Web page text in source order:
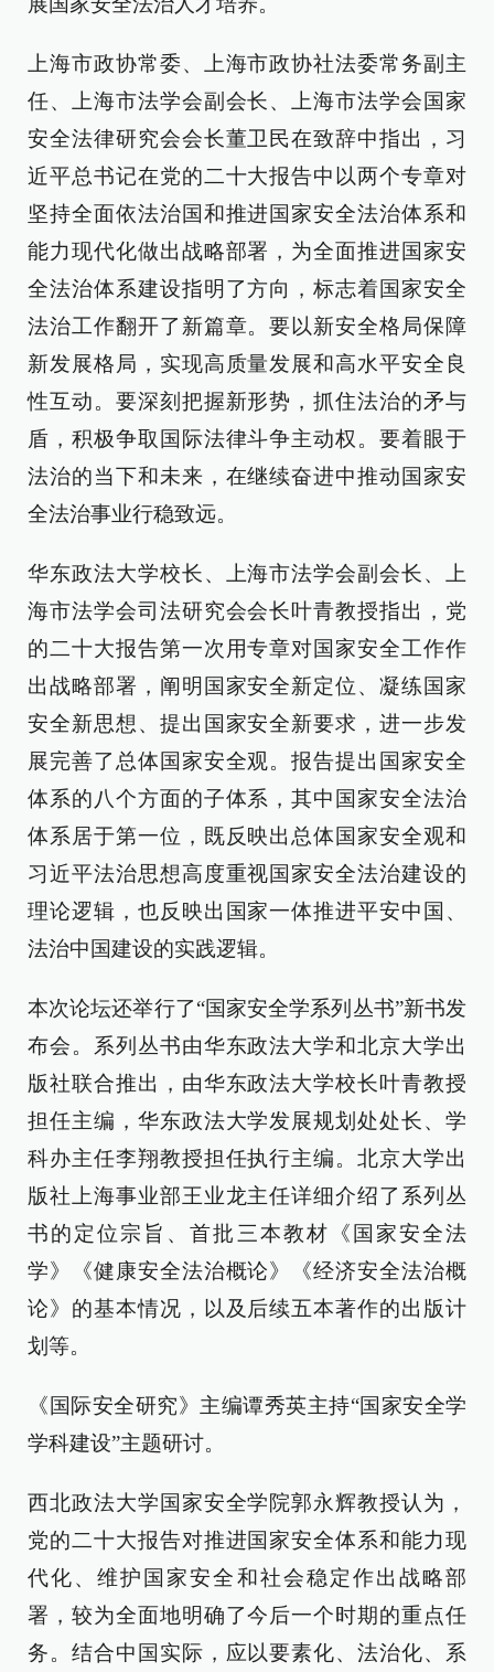
上海市政协常委、上海市政协社法委常务副主
任、上海市法学会副会长、上海市法学会国家
安全法律研究会会长董卫民在致辞中指出，习
近平总书记在党的二十大报告中以两个专章对
坚持全面依法治国和推进国家安全法治体系和
能力现代化做出战略部署，为全面推进国家安
全法治体系建设指明了方向，标志着国家安全
法治工作翻开了新篇章。要以新安全格局保障
新发展格局，实现高质量发展和高水平安全良
性互动。要深刻把握新形势，抓住法治的矛与
盾，积极争取国际法律斗争主动权。要着眼于
法治的当下和未来，在继续奋进中推动国家安
全法治事业行稳致远。
华东政法大学校长、上海市法学会副会长、上
海市法学会司法研究会会长叶青教授指出，党
的二十大报告第一次用专章对国家安全工作作
出战略部署，阐明国家安全新定位、凝练国家
安全新思想、提出国家安全新要求，进一步发
展完善了总体国家安全观。报告提出国家安全
体系的八个方面的子体系，其中国家安全法治
体系居于第一位，既反映出总体国家安全观和
习近平法治思想高度重视国家安全法治建设的
理论逻辑，也反映出国家一体推进平安中国、
法治中国建设的实践逻辑。
本次论坛还举行了“国家安全学系列丛书”新书发
布会。系列丛书由华东政法大学和北京大学出
版社联合推出，由华东政法大学校长叶青教授
担任主编，华东政法大学发展规划处处长、学
科办主任李翔教授担任执行主编。北京大学出
版社上海事业部王业龙主任详细介绍了系列丛
书的定位宗旨、首批三本教材《国家安全法
学》《健康安全法治概论》《经济安全法治概
论》的基本情况，以及后续五本著作的出版计
划等。
《国际安全研究》主编谭秀英主持“国家安全学
学科建设”主题研讨。
西北政法大学国家安全学院郭永辉教授认为，
党的二十大报告对推进国家安全体系和能力现
代化、维护国家安全和社会稳定作出战略部
署，较为全面地明确了今后一个时期的重点任
务。结合中国实际，应以要素化、法治化、系